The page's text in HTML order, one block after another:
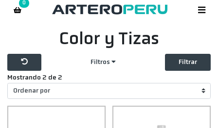
0
Color y Tizas
Filtros Filtrar
Mostrando 2 de 2